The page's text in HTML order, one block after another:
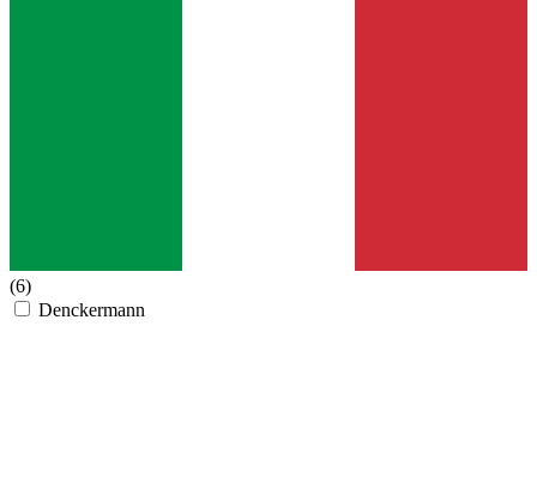
(6)
Denckermann